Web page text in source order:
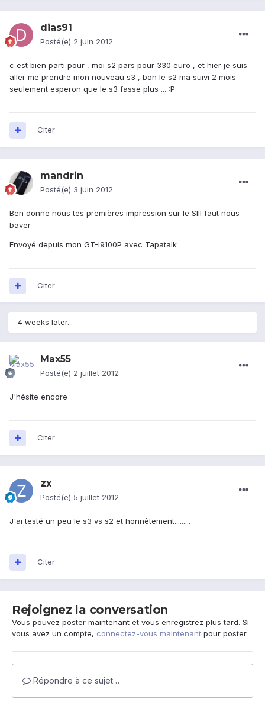
dias91
Posté(e) 2 juin 2012
c est bien parti pour , moi s2 pars pour 330 euro , et hier je suis
aller me prendre mon nouveau s3 , bon le s2 ma suivi 2 mois
seulement esperon que le s3 fasse plus ... :P
Citer
mandrin
Posté(e) 3 juin 2012
Ben donne nous tes premières impression sur le SIII faut nous
baver
Envoyé depuis mon GT-I9100P avec Tapatalk
Citer
4 weeks later...
Max55
Posté(e) 2 juillet 2012
J'hésite encore
Citer
zx
Posté(e) 5 juillet 2012
J'ai testé un peu le s3 vs s2 et honnêtement.........
Citer
Rejoignez la conversation
Vous pouvez poster maintenant et vous enregistrez plus tard. Si
vous avez un compte, connectez-vous maintenant pour poster.
Répondre à ce sujet…